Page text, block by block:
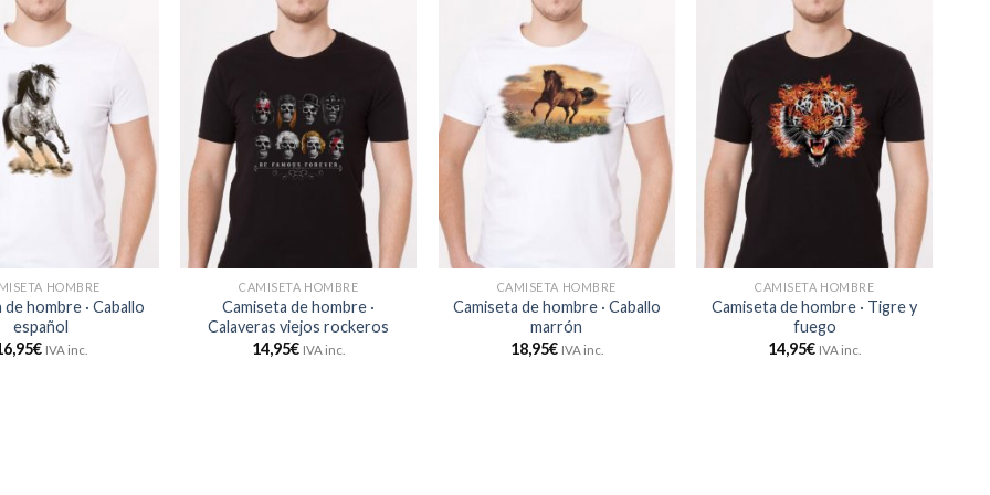
HOMBRE
de hombre · Caballo
español
€ IVA inc.
CAMISETA HOMBRE
Camiseta de hombre ·
Calaveras viejos rockeros
14,95€ IVA inc.
CAMISETA HOMBRE
Camiseta de hombre · Caballo
marrón
18,95€ IVA inc.
CAMISETA HOMBRE
Camiseta de hombre · Tigre y
fuego
14,95€ IVA inc.